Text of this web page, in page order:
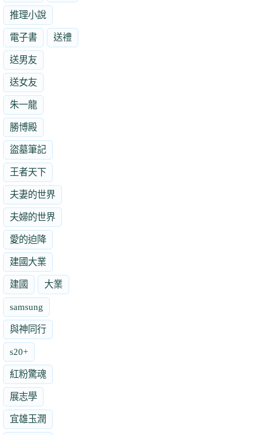
推理小說
電子書 送禮
送男友
送女友
朱一龍
勝博殿
盜墓筆記
王者天下
夫妻的世界
夫婦的世界
愛的迫降
建國大業
建國 大業
samsung
與神同行
s20+
紅粉驚魂
展志學
宜雄玉潤